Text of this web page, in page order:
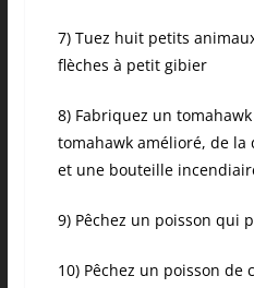
7) Tuez huit petits
flèches à petit gibier
8) Fabriquez un
tomahawk amélioré, de
et une bouteille
9) Pêchez un poisson qui
10) Pêchez un poisson de